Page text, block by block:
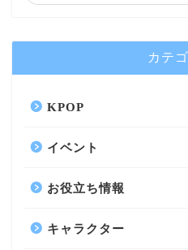
カテ
KPOP
イベント
お役立ち情報
キャラクター